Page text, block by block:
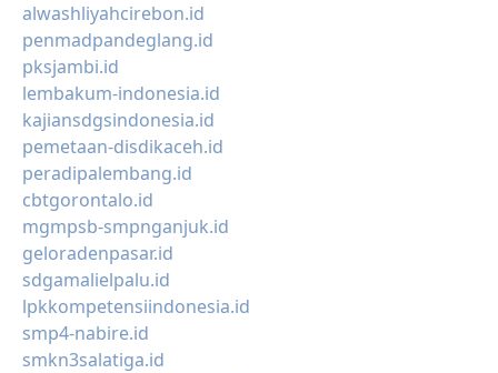
alwashliyahcirebon.id
penmadpandeglang.id
pksjambi.id
lembakum-indonesia.id
kajiansdgsindonesia.id
pemetaan-disdikaceh.id
peradipalembang.id
cbtgorontalo.id
mgmpsb-smpnganjuk.id
geloradenpasar.id
sdgamalielpalu.id
lpkkompetensiindonesia.id
smp4-nabire.id
smkn3salatiga.id